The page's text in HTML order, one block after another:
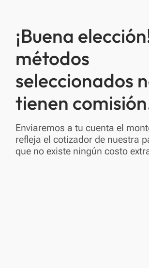
¡Buena
métodos
seleccionados
tienen
Enviaremos a tu cuenta el
refleja el cotizador de nuestra
que no existe ningún costo